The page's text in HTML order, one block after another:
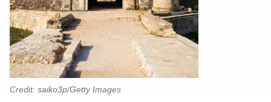
Credit: saiko3p/Getty Images